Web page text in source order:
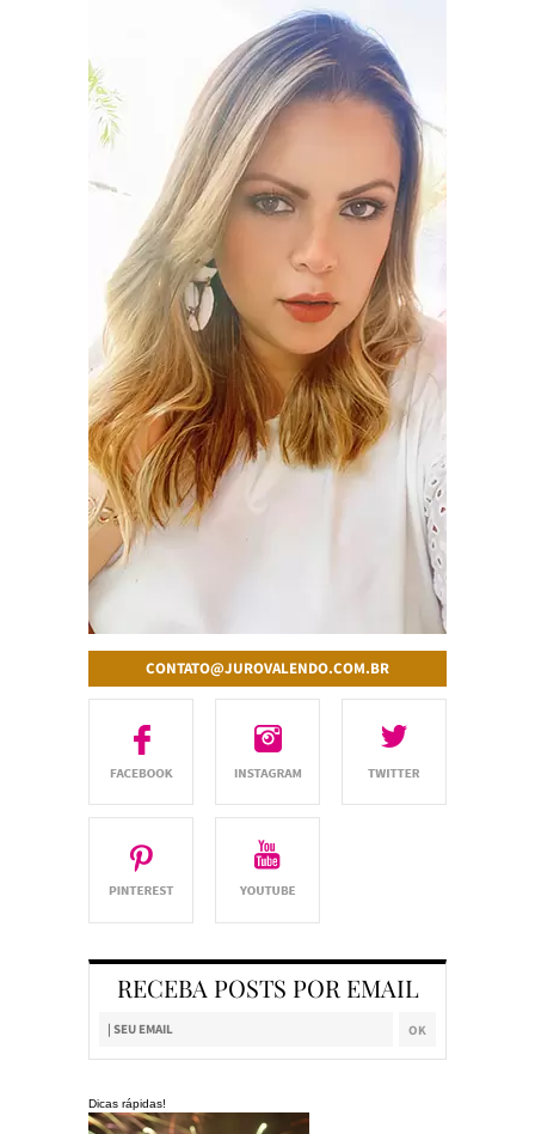
CONTATO@JUROVALENDO.COM.BR
RECEBA POSTS POR EMAIL
Dicas rápidas!